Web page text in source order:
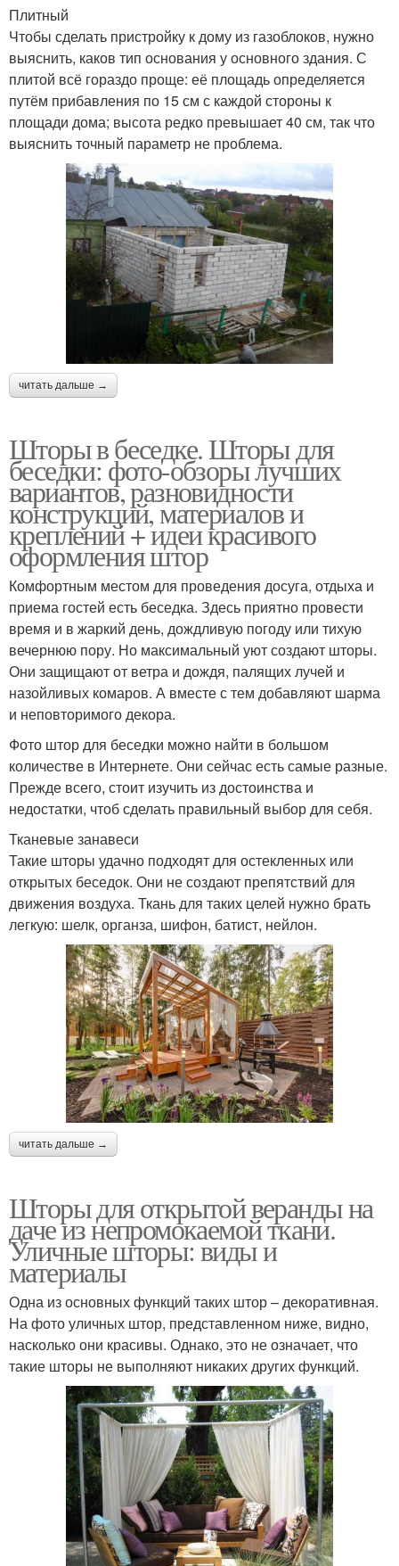
Плитный
Чтобы сделать пристройку к дому из газоблоков, нужно
выяснить, каков тип основания у основного здания. С
плитой всё гораздо проще: её площадь определяется
путём прибавления по 15 см с каждой стороны к
площади дома; высота редко превышает 40 см, так что
выяснить точный параметр не проблема.
читать дальше →
Шторы в беседке. Шторы для
беседки: фото-обзоры лучших
вариантов, разновидности
конструкций, материалов и
креплений + идеи красивого
оформления штор
Комфортным местом для проведения досуга, отдыха и
приема гостей есть беседка. Здесь приятно провести
время и в жаркий день, дождливую погоду или тихую
вечернюю пору. Но максимальный уют создают шторы.
Они защищают от ветра и дождя, палящих лучей и
назойливых комаров. А вместе с тем добавляют шарма
и неповторимого декора.
Фото штор для беседки можно найти в большом
количестве в Интернете. Они сейчас есть самые разные.
Прежде всего, стоит изучить из достоинства и
недостатки, чтоб сделать правильный выбор для себя.
Тканевые занавеси
Такие шторы удачно подходят для остекленных или
открытых беседок. Они не создают препятствий для
движения воздуха. Ткань для таких целей нужно брать
легкую: шелк, органза, шифон, батист, нейлон.
читать дальше →
Шторы для открытой веранды на
даче из непромокаемой ткани.
Уличные шторы: виды и
материалы
Одна из основных функций таких штор – декоративная.
На фото уличных штор, представленном ниже, видно,
насколько они красивы. Однако, это не означает, что
такие шторы не выполняют никаких других функций.